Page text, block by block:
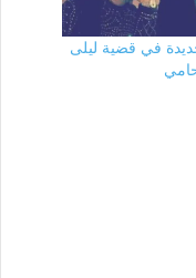
في قضية ليلى